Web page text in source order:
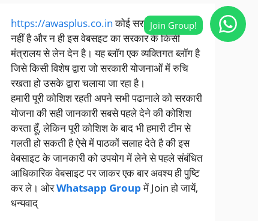
https://awasplus.co.inकोई सरकारी वेबसाइट
नहीं है और न ही इस वेबसइट का सरकार के किसी
मंत्रालय से लेन देन है। यह ब्लॉग एक व्यक्तिगत ब्लॉग है
जिसे किसी विशेष द्वारा जो सरकारी योजनाओं में रुचि
रखता हो उसके द्वारा चलाया जा रहा है।
हमारी पूरी कोशिश रहती अपने सभी पढानाले को सरकारी
योजना की सही जानकारी सबसे पहले देने की कोशिश
करता हूँ, लेकिन पूरी कोशिश के बाद भी हमारी टीम से
गलती हो सकती है ऐसे में पाठकों सलाह देते है की इस
वेबसाइट के जानकारी को उपयोग में लेने से पहले संबंधित
आधिकारिक वेबसाइट पर जाकर एक बार अवश्य ही पुष्टि
कर ले। ओरWhatsapp Groupमें Join हो जायें,
धन्यवाद्